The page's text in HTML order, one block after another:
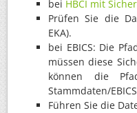
bei HBCI mit
Prüfen Sie die
EKA).
bei EBICS: Die
müssen diese
können die
Stammdaten/
Führen Sie die